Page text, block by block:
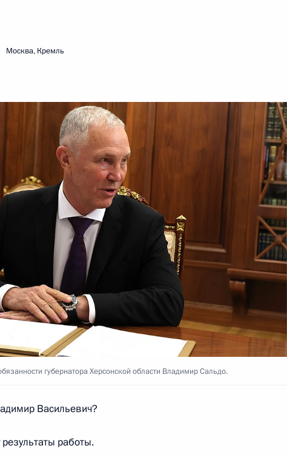
о госрегулировании производства
алкогольной и спиртосодержащей
экономического развития
в Московской и Херсонской
погодных условий
Москва, Кремль
губернатора Херсонской области Владимир Сальдо.
Васильевич?
работы.